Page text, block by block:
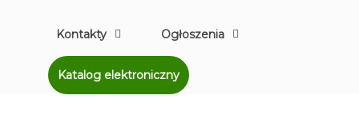
Kontakty Ogłoszenia
Katalog elektroniczny